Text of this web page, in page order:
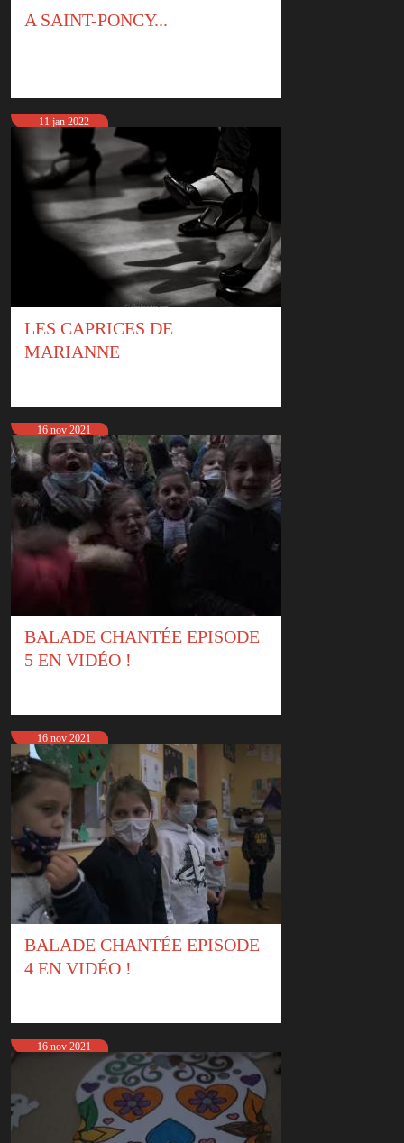
A SAINT-PONCY...
11 jan 2022
LES CAPRICES DE
MARIANNE
16 nov 2021
BALADE CHANTÉE EPISODE
5 EN VIDÉO !
16 nov 2021
BALADE CHANTÉE EPISODE
4 EN VIDÉO !
16 nov 2021